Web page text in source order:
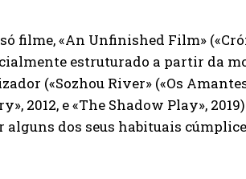
filme, «An Unfinished Film»
estruturado a partir da
(«Sozhou River» («Os
2012, e «The Shadow Play»,
dos seus habituais